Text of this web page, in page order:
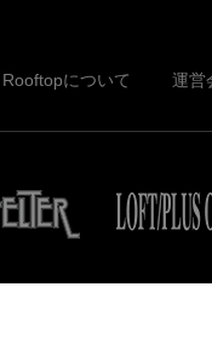
Rooftopについて 運営